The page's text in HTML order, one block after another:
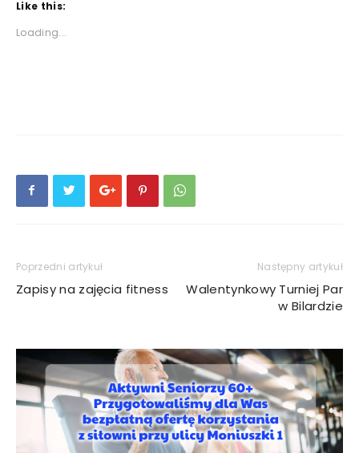
Like this:
Loading...
Poprzedni artykuł
Zapisy na zajęcia fitness
Następny artykuł
Walentynkowy Turniej Par
w Bilardzie